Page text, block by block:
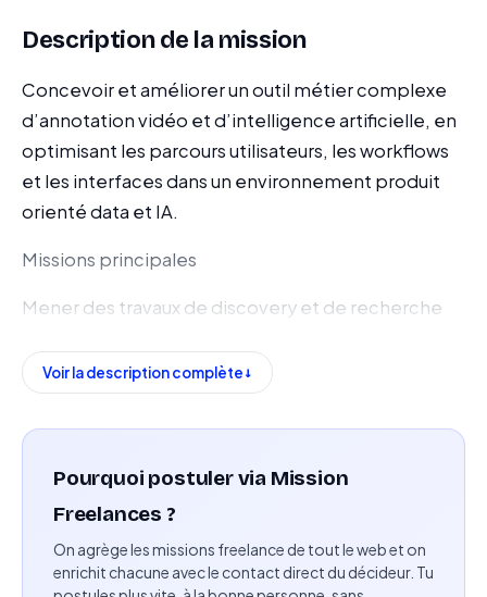
Description de la mission
Concevoir et améliorer un outil métier complexe
d’annotation vidéo et d’intelligence artificielle, en
optimisant les parcours utilisateurs, les workflows
et les interfaces dans un environnement produit
orienté data et IA.
Missions principales
Mener des travaux de discovery et de recherche
d’identifier et prioriser les besoins.
interfaces complexes liées à la vidéo, la
transcription, la timeline et l’annotation.
Réaliser des prototypes fonctionnels et des
maquettes d’interfaces.
Voir la description complète
Pourquoi postuler via Mission
Freelances ?
On agrège les missions freelance de tout le web et on
enrichit chacune avec le contact direct du décideur. Tu